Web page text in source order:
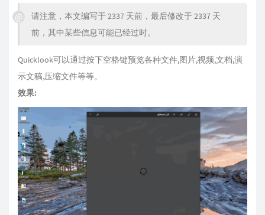
请注意，本文编写于 2337 天前，最后修改于 2337 天
前，其中某些信息可能已经过时。
Quicklook可以通过按下空格键预览各种文件,图片,视频,文档,演
示文稿,压缩文件等等。
效果: